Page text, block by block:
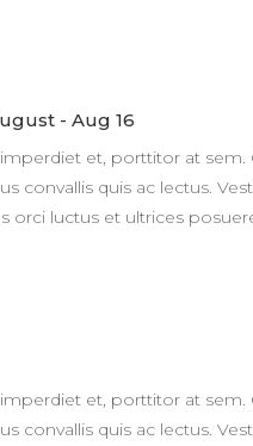
- Aug 16
et, porttitor at sem.
convallis quis ac lectus.
orci luctus et ultrices
et, porttitor at sem.
convallis quis ac lectus.